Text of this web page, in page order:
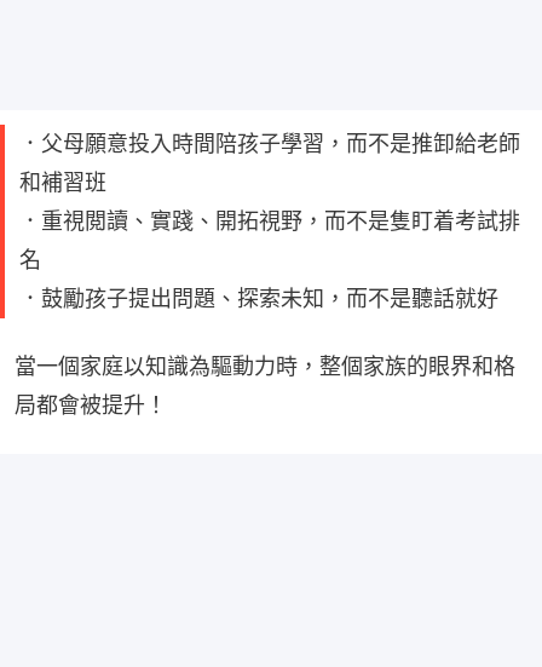
．父母願意投入時間陪孩子學習，而不是推卸給老師
和補習班
．重視閲讀、實踐、開拓視野，而不是隻盯着考試排
名
．鼓勵孩子提出問題、探索未知，而不是聽話就好
當一個家庭以知識為驅動力時，整個家族的眼界和格
局都會被提升！